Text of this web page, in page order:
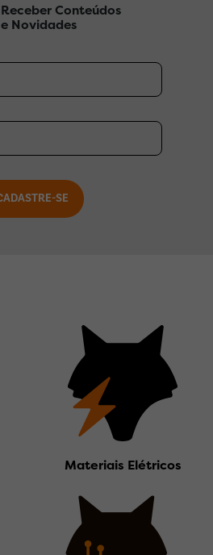
Receber Conteúdos
e Novidades
Materiais Elétricos